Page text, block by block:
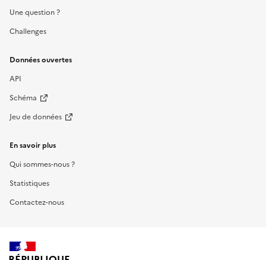
Une question ?
Challenges
Données ouvertes
API
Schéma
Jeu de données
En savoir plus
Qui sommes-nous ?
Statistiques
Contactez-nous